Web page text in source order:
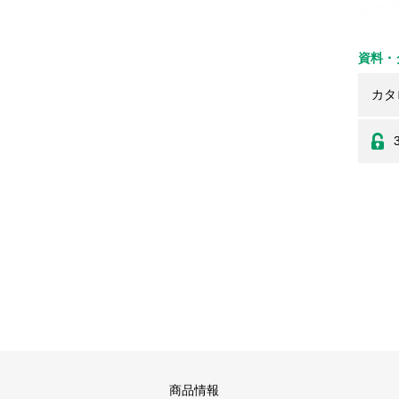
資料・
カ
商品情報